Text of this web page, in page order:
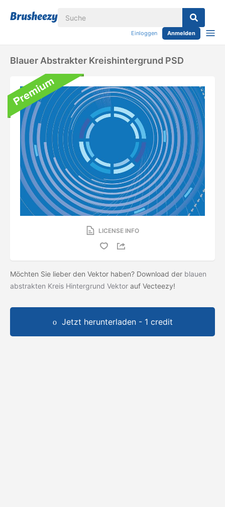
Einloggen Anmelden
Blauer Abstrakter Kreishintergrund PSD
LICENSE INFO
Möchten Sie lieber den Vektor haben? Download der blauen
abstrakten Kreis Hintergrund Vektor auf Vecteezy!
Jetzt herunterladen - 1 credit